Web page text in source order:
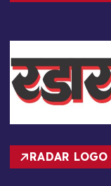
RADAR LOGO